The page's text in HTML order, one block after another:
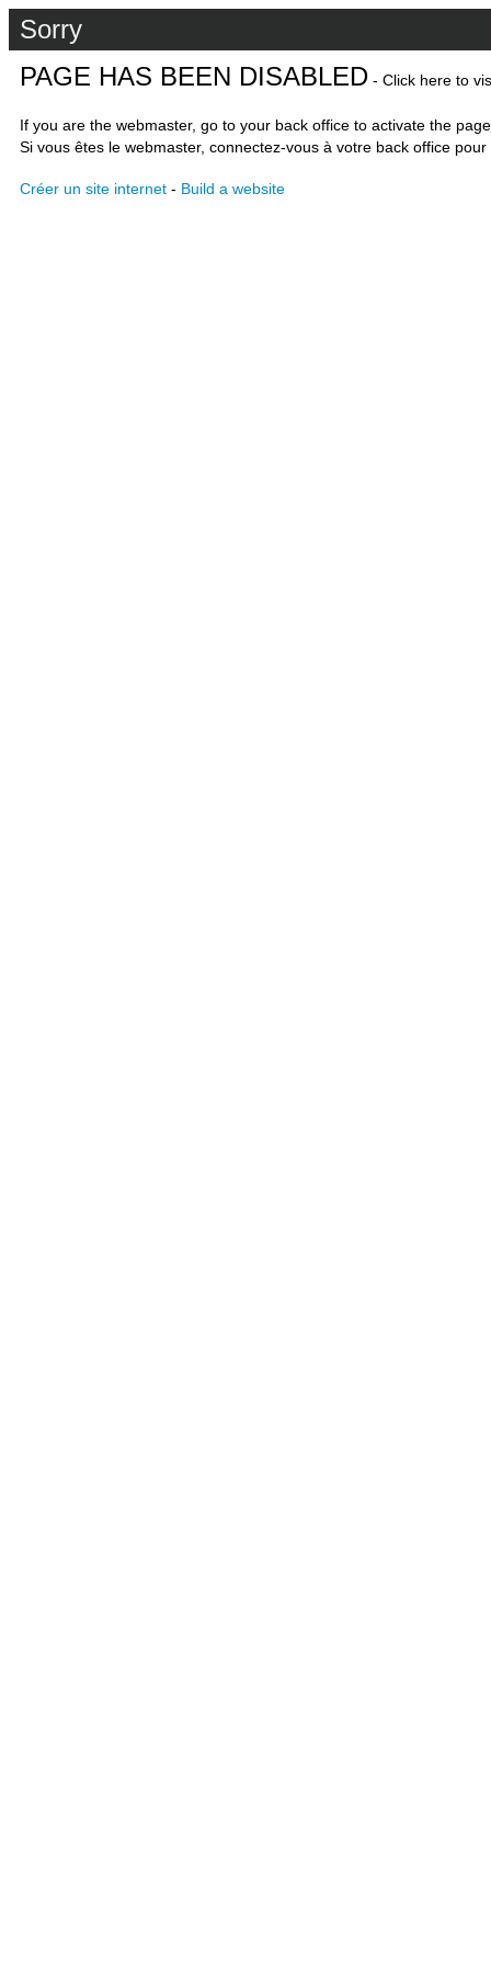
Sorry
PAGE HAS BEEN DISABLED - Click here to
If you are the webmaster, go to your back office to activate the
Si vous êtes le webmaster, connectez-vous à votre back office
Créer un site internet - Build a website